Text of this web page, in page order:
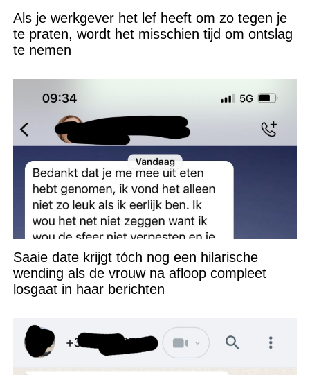
Als je werkgever het lef heeft om zo tegen je
te praten, wordt het misschien tijd om ontslag
te nemen
Saaie date krijgt tóch nog een hilarische
wending als de vrouw na afloop compleet
losgaat in haar berichten